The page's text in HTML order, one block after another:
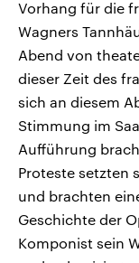
Vorhang für die
Wagners
Abend von
dieser Zeit des
sich an diesem
Stimmung im
Aufführung
Proteste setzten
und brachten
Geschichte der
Komponist sein